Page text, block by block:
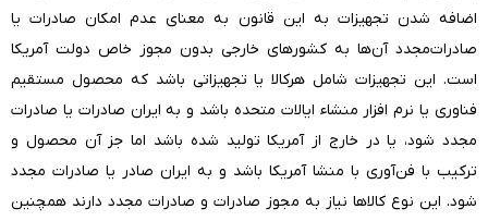
اضافه شدن تجهیزات به این قانون به معنای عدم امکان صادرات یا
صادرات‌مجدد آن‌ها به کشورهای خارجی بدون مجوز خاص دولت آمریکا
است. این تجهیزات شامل هرکالا یا تجهیزاتی باشد که محصول مستقیم
فناوری یا نرم افزار منشاء ایالات متحده باشد و به ایران صادرات یا صادرات
مجدد شود، یا در خارج از آمریکا تولید شده باشد اما جز آن محصول و
ترکیب با فن‌آوری با منشا آمریکا باشد و به ایران صادر یا صادرات مجدد
شود. این نوع کالاها نیاز به مجوز صادرات و صادرات مجدد دارند همچنین